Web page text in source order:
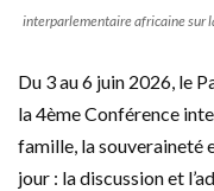
interparlementaire africaine sur
Du 3 au 6 juin 2026, le
la 4ème Conférence
famille, la souveraineté
jour : la discussion et